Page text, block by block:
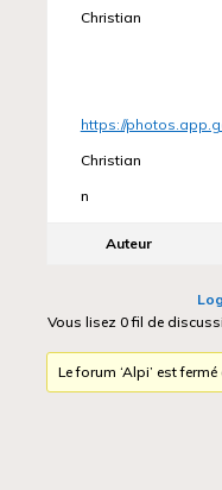
Christian
https://
Christian
n
Auteur
Vous lisez 0 fil de
Le forum ‘Alpi’ est